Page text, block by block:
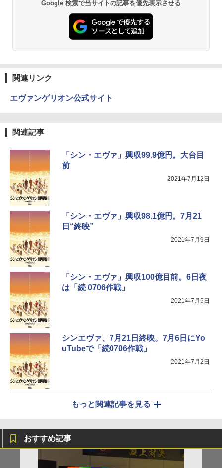
Google 検索で当サイトの記事を優先表示させる
関連リンク
エヴァンゲリオン公式サイト
関連記事
「シン・エヴァ」興収99.9億円。大台目
前
2021年7月12日
「シン・エヴァ」興収98.1億円。7月21
日“終映”
2021年7月9日
「シン・エヴァ」興収100億目前。6日夜
は「続 0706作戦」
2021年7月5日
シンエヴァ、7月21日終映。7月6日にYo
uTubeで「続0706作戦」
2021年7月2日
もっと関連記事を見る
おすすめ記事